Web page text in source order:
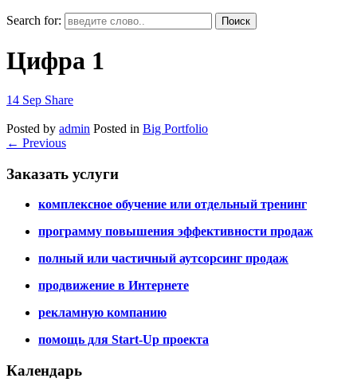
Search for:
Цифра 1
14 Sep Share
Posted by admin Posted in Big Portfolio
← Previous
Заказать услуги
комплексное обучение или отдельный тренинг
программу повышения эффективности продаж
полный или частичный аутсорсинг продаж
продвижение в Интернете
рекламную компанию
помощь для Start-Up проекта
Календарь